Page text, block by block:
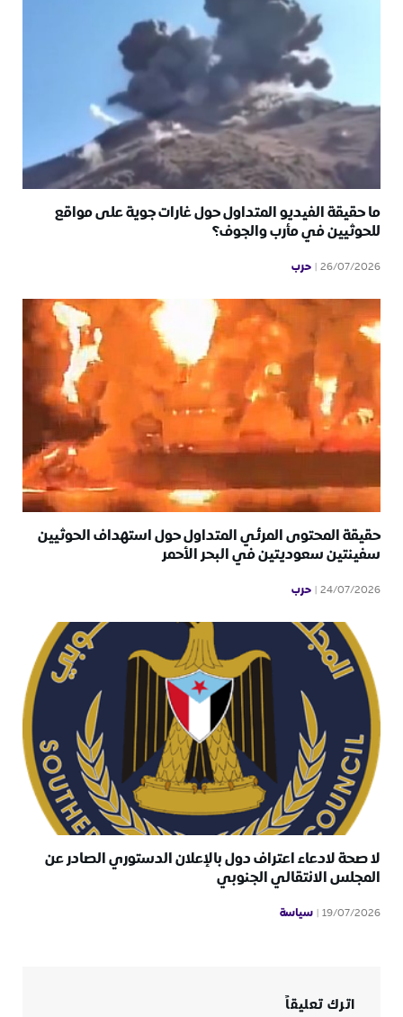
ما حقيقة الفيديو المتداول حول غارات جوية على مواقع
للحوثيين في مأرب والجوف؟
26/07/2026 حرب
حقيقة المحتوى المرئي المتداول حول استهداف الحوثيين
سفينتين سعوديتين في البحر الأحمر
24/07/2026 حرب
لا صحة لادعاء اعتراف دول بالإعلان الدستوري الصادر عن
المجلس الانتقالي الجنوبي
19/07/2026 سياسة
اترك تعليقاً